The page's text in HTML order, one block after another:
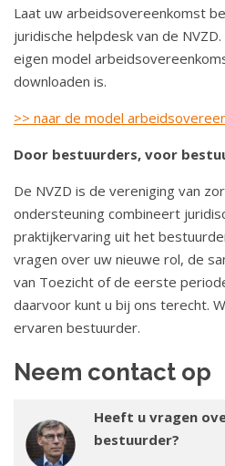
a
a
r
n
v
a
t
i
e
Laat uw arbeidsovereenkomst
juridische helpdesk van de
eigen model
downloaden is.
>> naar de model
Door bestuurders, voor
De NVZD is de vereniging van
ondersteuning combineert
praktijkervaring uit het
vragen over uw nieuwe rol, de
van Toezicht of de eerste
daarvoor kunt u bij ons terecht.
ervaren bestuurder.
Neem contact op
Heeft u vragen
bestuurder?